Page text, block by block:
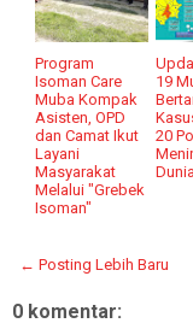
Program
Isoman Care
Muba Kompak
Asisten, OPD
dan Camat Ikut
Layani
Masyarakat
Melalui "Grebek
Isoman"
19
20
Dunia
← Posting Lebih Baru
0 komentar: